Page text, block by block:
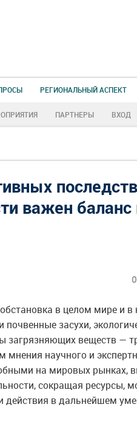
РЕГИОНАЛЬНЫЙ АСПЕКТ
ПАРТНЕРЫ ВХОД
важен
в целом мире и
засухи,
загрязняющих веществ —
научного и
на мировых рынках,
сокращая ресурсы,
действия в дальнейшем